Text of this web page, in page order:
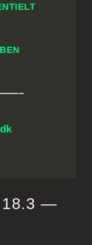
.3 —